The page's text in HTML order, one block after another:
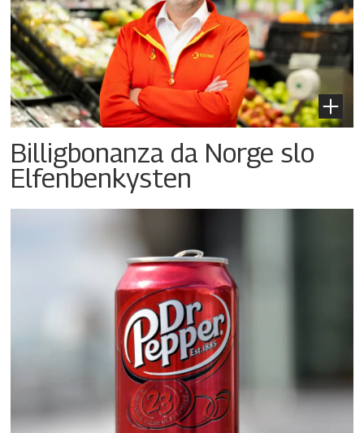
Billigbonanza da Norge slo
Elfenbenkysten